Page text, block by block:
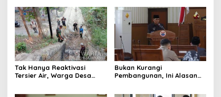
Tak Hanya Reaktivasi
Tersier Air, Warga Desa
Bukan Kurangi
Pembangunan, Ini Alasan